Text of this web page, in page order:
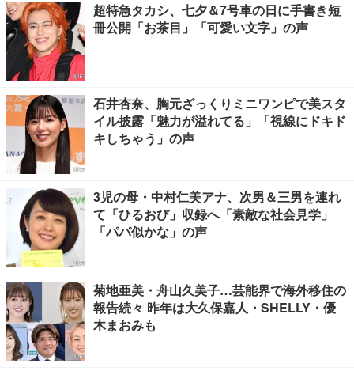
超特急タカシ、七夕＆7号車の日に手書き短
冊公開「お茶目」「可愛い文字」の声
石井杏奈、胸元ざっくりミニワンピで美スタ
イル披露「魅力が溢れてる」「視線にドキド
キしちゃう」の声
3児の母・中村仁美アナ、次男＆三男を連れ
て「ひるおび」収録へ「素敵な社会見学」
「パパ似かな」の声
菊地亜美・舟山久美子…芸能界で海外移住の
報告続々 昨年は大久保嘉人・SHELLY・優
木まおみも